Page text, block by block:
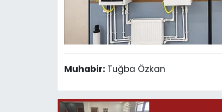
Muhabir: Tuğba Özkan